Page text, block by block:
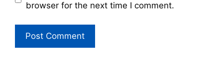
browser for the next time I comment.